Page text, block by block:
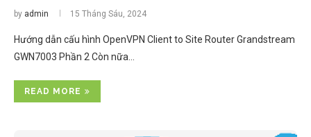
by admin 15 Tháng Sáu, 2024
Hướng dẫn cấu hình OpenVPN Client to Site Router Grandstream
GWN7003 Phần 2 Còn nữa…
READ MORE